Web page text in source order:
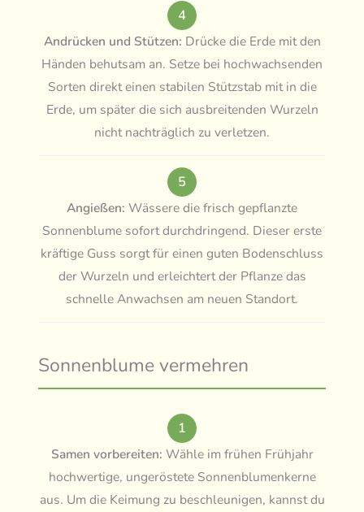
4
Andrücken und Stützen: Drücke die Erde mit den
Händen behutsam an. Setze bei hochwachsenden
Sorten direkt einen stabilen Stützstab mit in die
Erde, um später die sich ausbreitenden Wurzeln
nicht nachträglich zu verletzen.
5
Angießen: Wässere die frisch gepflanzte
Sonnenblume sofort durchdringend. Dieser erste
kräftige Guss sorgt für einen guten Bodenschluss
der Wurzeln und erleichtert der Pflanze das
schnelle Anwachsen am neuen Standort.
Sonnenblume vermehren
1
Samen vorbereiten: Wähle im frühen Frühjahr
hochwertige, ungeröstete Sonnenblumenkerne
aus. Um die Keimung zu beschleunigen, kannst du